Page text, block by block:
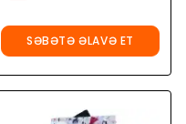
SƏBƏTƏ ƏLAVƏ ET